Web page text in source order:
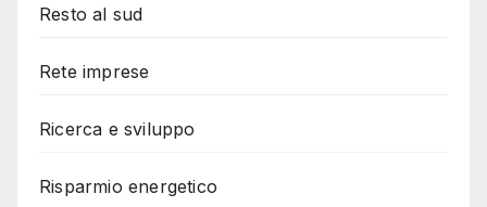
Resto al sud
Rete imprese
Ricerca e sviluppo
Risparmio energetico